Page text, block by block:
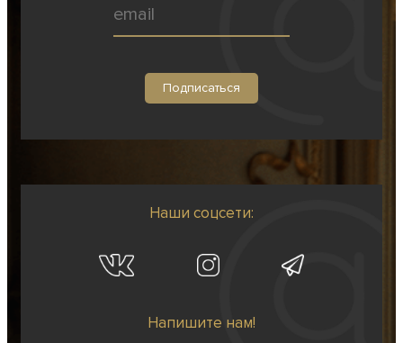
Наши соцсети:
Напишите нам!